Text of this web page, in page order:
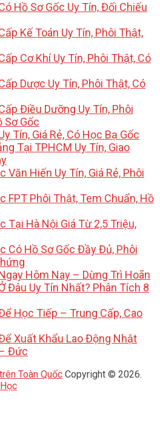
Hồ Sơ Gốc Uy Tín, Đối Chiếu
Kế Toán Uy Tín, Phôi Thật,
Cơ Khí Uy Tín, Phôi Thật, Có
Dược Uy Tín, Phôi Thật, Có
Điều Dưỡng Uy Tín, Phôi
Sơ Gốc
Tín, Giá Rẻ, Có Học Bạ Gốc
Tại TPHCM Uy Tín, Giao
Văn Hiến Uy Tín, Giá Rẻ, Phôi
FPT Phôi Thật, Tem Chuẩn, Hồ
Tại Hà Nội Giá Từ 2,5 Triệu,
Có Hồ Sơ Gốc Đầy Đủ, Phôi
Hôm Nay – Dừng Trì Hoãn
Đâu Uy Tín Nhất? Phân Tích 8
Học Tiếp – Trung Cấp, Cao
Xuất Khẩu Lao Động Nhật
Đức
Toàn Quốc Copyright © 2026.